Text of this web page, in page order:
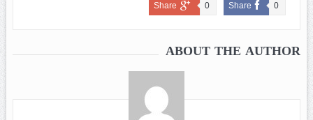
Share 0
Share 0
ABOUT THE AUTHOR